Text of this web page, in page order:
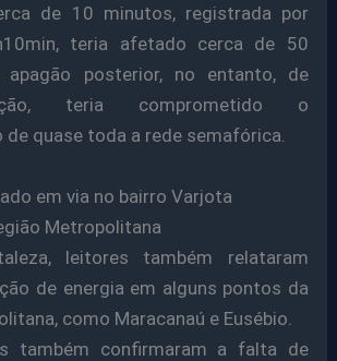
de 10 minutos, registrada por
teria afetado cerca de 50
apagão posterior, no entanto, de
teria comprometido o
quase toda a rede semafórica.
em via no bairro Varjota
Metropolitana
leitores também relataram
de energia em alguns pontos da
como Maracanaú e Eusébio.
também confirmaram a falta de